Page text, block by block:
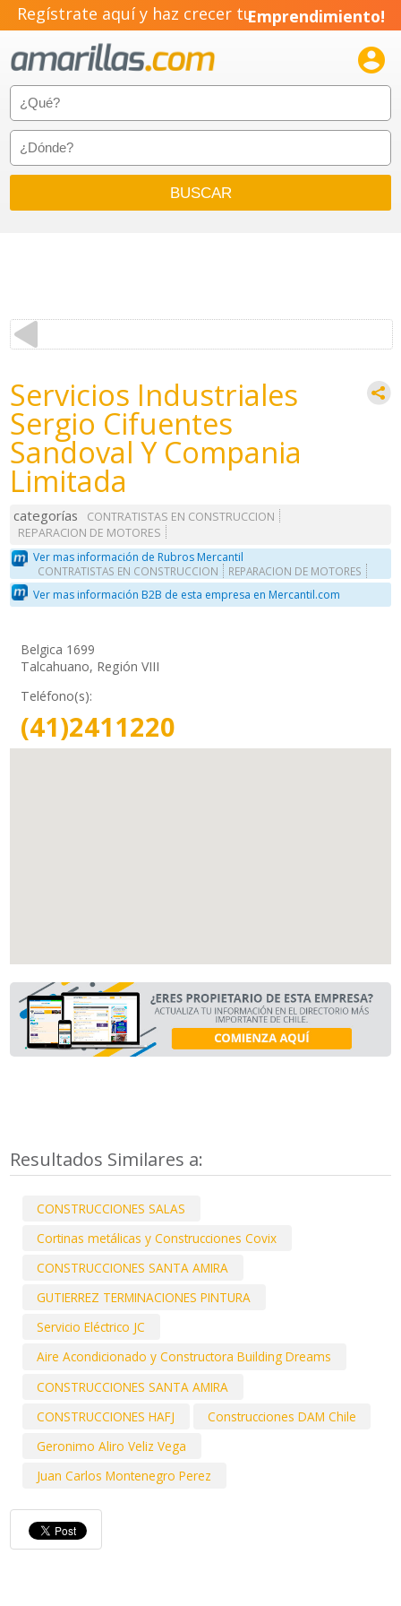
Regístrate aquí y haz crecer tuEmprendimiento!

Servicios Industriales
Sergio Cifuentes
Sandoval Y Compania
Limitada
categorías
CONTRATISTAS EN CONSTRUCCION
REPARACION DE MOTORES
Ver mas información de Rubros Mercantil
CONTRATISTAS EN CONSTRUCCION REPARACION DE MOTORES
Ver mas información B2B de esta empresa en Mercantil.com
Belgica 1699
Talcahuano, Región VIII
Teléfono(s):
(41)2411220
Resultados Similares a:
CONSTRUCCIONES SALAS
Cortinas metálicas y Construcciones Covix
CONSTRUCCIONES SANTA AMIRA
GUTIERREZ TERMINACIONES PINTURA
Servicio Eléctrico JC
Aire Acondicionado y Constructora Building Dreams
CONSTRUCCIONES SANTA AMIRA
CONSTRUCCIONES HAFJ
Construcciones DAM Chile
Geronimo Aliro Veliz Vega
Juan Carlos Montenegro Perez